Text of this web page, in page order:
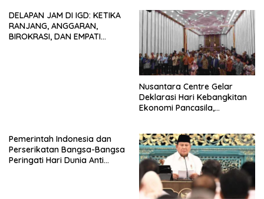
Siapapun
DELAPAN JAM DI IGD: KETIKA
RANJANG, ANGGARAN,
BIROKRASI, DAN EMPATI
Nusantara Centre Gelar
Deklarasi Hari Kebangkitan
Ekonomi Pancasila,
Penjajahan (Pergolakan
Ekonomi Politik Indonesia) &
Simposium Nasional “Urgensi
Undang-Undang
Perekonomian Nasional dan
Kesejahteraan Sosial dalam
Pemerintah Indonesia dan
Perserikatan Bangsa-Bangsa
Peringati Hari Dunia Anti